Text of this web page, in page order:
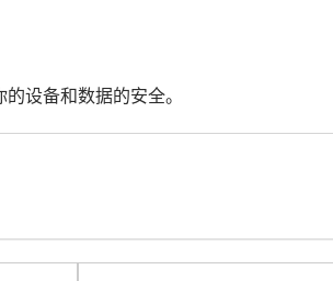
设备和数据的安全。